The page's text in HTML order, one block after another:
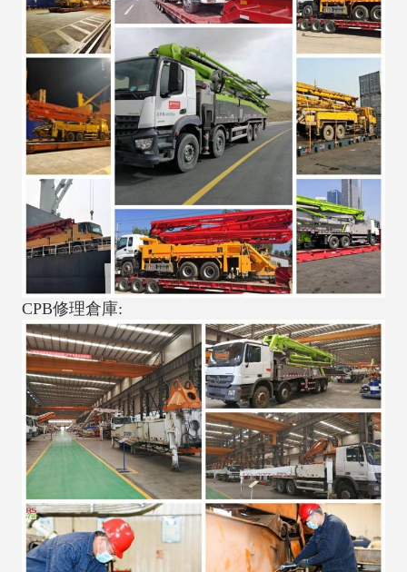
CPB修理倉庫: